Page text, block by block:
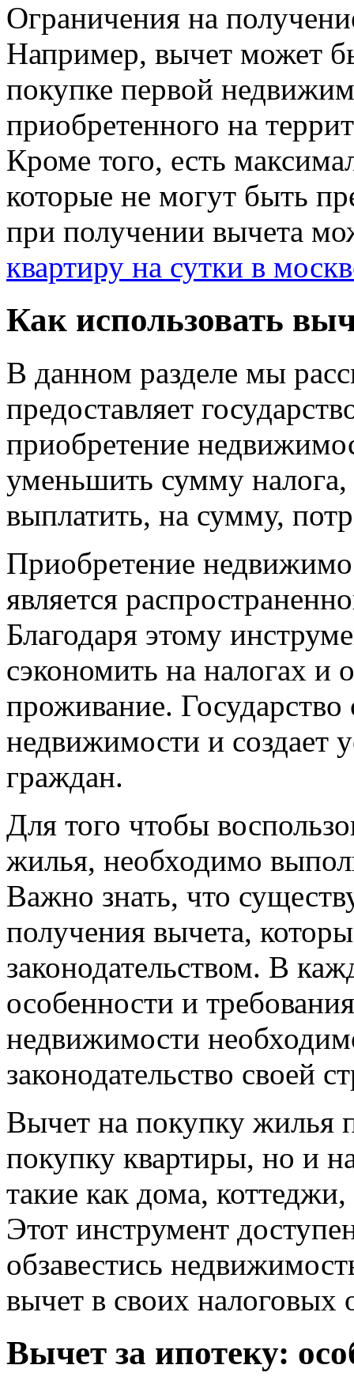
Ограничения на
Например, вычет может
покупке первой
приобретенного на
Кроме того, есть
которые не могут быть
при получении вычета
квартиру на сутки в
Как использовать
В данном разделе мы
предоставляет
приобретение
уменьшить сумму
выплатить, на сумму,
Приобретение
является
Благодаря этому
сэкономить на налогах и
проживание.
недвижимости и создает
граждан.
Для того чтобы
жилья, необходимо
Важно знать, что
получения вычета,
законодательством. В
особенности и
недвижимости
законодательство своей
Вычет на покупку жилья
покупку квартиры, но и
такие как дома,
Этот инструмент
обзавестись
вычет в своих налоговых
Вычет за ипотеку: